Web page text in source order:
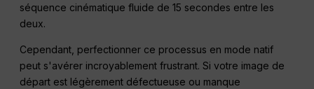
séquence cinématique fluide de 15 secondes entre les
deux.
Cependant, perfectionner ce processus en mode natif
peut s'avérer incroyablement frustrant. Si votre image de
départ est légèrement défectueuse ou manque